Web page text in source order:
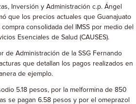
Inversión y Administración c.p. Ángel
que los precios actuales que Guanajuato
consolidada del IMSS por medio del
Esenciales de Salud (CAUSES).
de Administración de la SSG Fernando
que detallan los pagos realizados en
de ejemplo.
5.18 pesos, por la melformina de 850
se pagan 6.58 pesos y por el omeprazol